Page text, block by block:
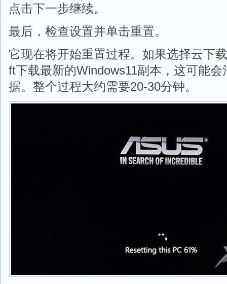
点击下一步继续。
最后，检查设置并单击重置。
它现在将开始重置过程。如果选择云下
ft下载最新的Windows11副本，这可能
据。整个过程大约需要20-30分钟。